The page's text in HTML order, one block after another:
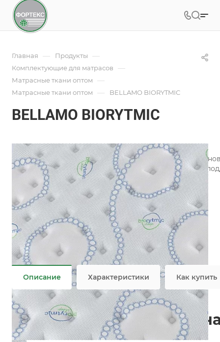
Главная — Продукты —
Комплектующие для матрасов —
Матрасные ткани оптом —
Матрасные ткани оптом — BELLAMO BIORYTMIC
BELLAMO BIORYTMIC
Под заказ Арт.BELLAMO-BIORYTMIC
Инновационная матрасная ткань Biorytmic Sleep, в
специальных натуральных минералов, способствует
Подробности
Характеристики
Состав— 91.7%PES/8.3%VIS
Добавки—
Пропитка
Плотность
342 гр/м2
Все характеристики
Описание Характеристики Как купить
Инновационная